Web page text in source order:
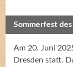
Sommerfest
Am 20. Juni
Dresden statt.